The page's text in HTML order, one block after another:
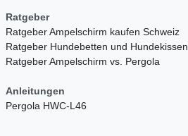
Ratgeber
Ratgeber Ampelschirm kaufen Schweiz
Ratgeber Hundebetten und Hundekissen
Ratgeber Ampelschirm vs. Pergola
Anleitungen
Pergola HWC-L46